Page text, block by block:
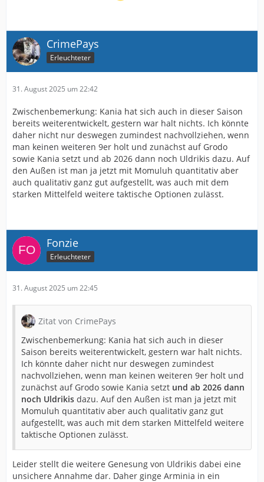
CrimePays
Erleuchteter
31. August 2025 um 22:42
Zwischenbemerkung: Kania hat sich auch in dieser Saison
bereits weiterentwickelt, gestern war halt nichts. Ich könnte
daher nicht nur deswegen zumindest nachvollziehen, wenn
man keinen weiteren 9er holt und zunächst auf Grodo
sowie Kania setzt und ab 2026 dann noch Uldrikis dazu. Auf
den Außen ist man ja jetzt mit Momuluh quantitativ aber
auch qualitativ ganz gut aufgestellt, was auch mit dem
starken Mittelfeld weitere taktische Optionen zulässt.
Fonzie
Erleuchteter
31. August 2025 um 22:45
Zitat von CrimePays
Zwischenbemerkung: Kania hat sich auch in dieser
Saison bereits weiterentwickelt, gestern war halt nichts.
Ich könnte daher nicht nur deswegen zumindest
nachvollziehen, wenn man keinen weiteren 9er holt und
zunächst auf Grodo sowie Kania setzt und ab 2026 dann
noch Uldrikis dazu. Auf den Außen ist man ja jetzt mit
Momuluh quantitativ aber auch qualitativ ganz gut
aufgestellt, was auch mit dem starken Mittelfeld weitere
taktische Optionen zulässt.
Leider stellt die weitere Genesung von Uldrikis dabei eine
unsichere Annahme dar. Daher ginge Arminia in ein